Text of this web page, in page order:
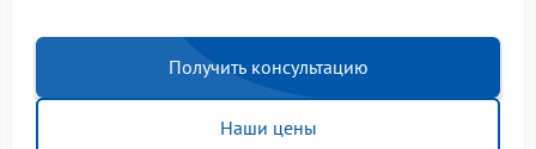
Получить консультацию
Наши цены